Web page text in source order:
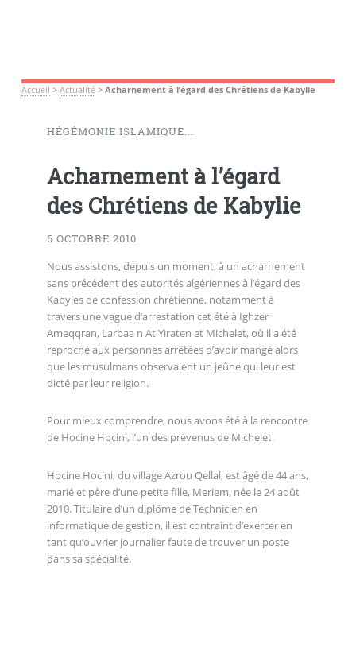
Accueil > Actualité> Acharnement à l’égard des Chrétiens de Kabylie
HÉGÉMONIE ISLAMIQUE...
Acharnement à l’égard
des Chrétiens de Kabylie
6 OCTOBRE 2010
Nous assistons, depuis un moment, à un acharnement
sans précédent des autorités algériennes à l’égard des
Kabyles de confession chrétienne, notamment à
travers une vague d’arrestation cet été à Ighzer
Ameqqran, Larbaa n At Yiraten et Michelet, où il a été
reproché aux personnes arrêtées d’avoir mangé alors
que les musulmans observaient un jeûne qui leur est
dicté par leur religion.
Pour mieux comprendre, nous avons été à la rencontre
de Hocine Hocini, l’un des prévenus de Michelet.
Hocine Hocini, du village Azrou Qellal, est âgé de 44 ans,
marié et père d’une petite fille, Meriem, née le 24 août
2010. Titulaire d’un diplôme de Technicien en
informatique de gestion, il est contraint d’exercer en
tant qu’ouvrier journalier faute de trouver un poste
dans sa spécialité.